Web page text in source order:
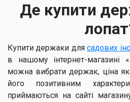
Де купити
Купити держаки длясадових
в нашому інтернет-магазині
можна вибрати держак, ціна
його позитивним
приймаються на сайті